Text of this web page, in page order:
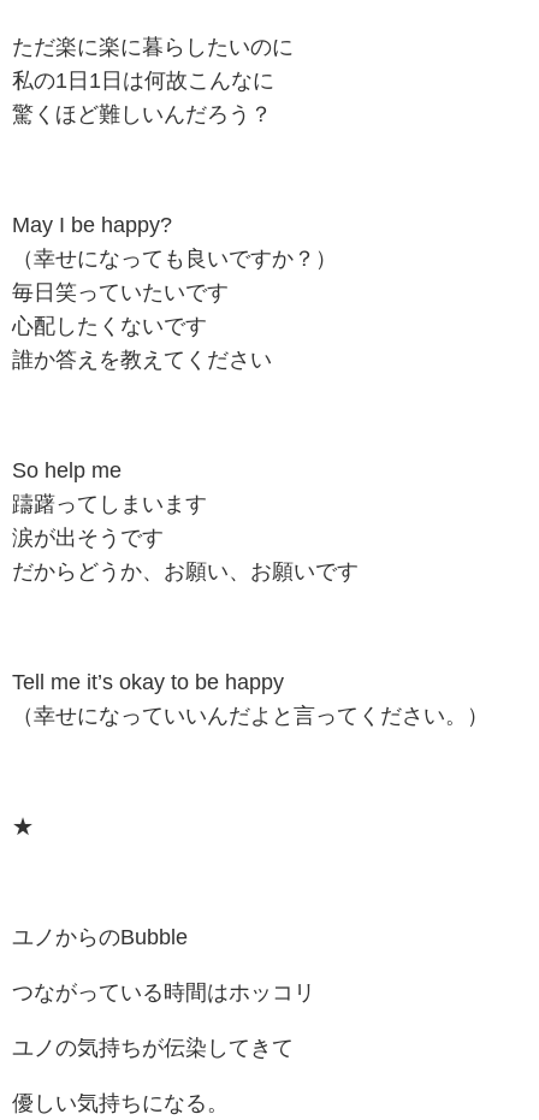
ただ楽に楽に暮らしたいのに
私の1日1日は何故こんなに
驚くほど難しいんだろう？
May I be happy?
（幸せになっても良いですか？）
毎日笑っていたいです
心配したくないです
誰か答えを教えてください
So help me
躊躇ってしまいます
涙が出そうです
だからどうか、お願い、お願いです
Tell me it’s okay to be happy
（幸せになっていいんだよと言ってください。）
★
ユノからのBubble
つながっている時間はホッコリ
ユノの気持ちが伝染してきて
優しい気持ちになる。